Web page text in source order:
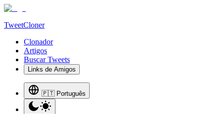
TweetCloner
Clonador
Artigos
Buscar Tweets
Links de Amigos
🇵🇹 Português